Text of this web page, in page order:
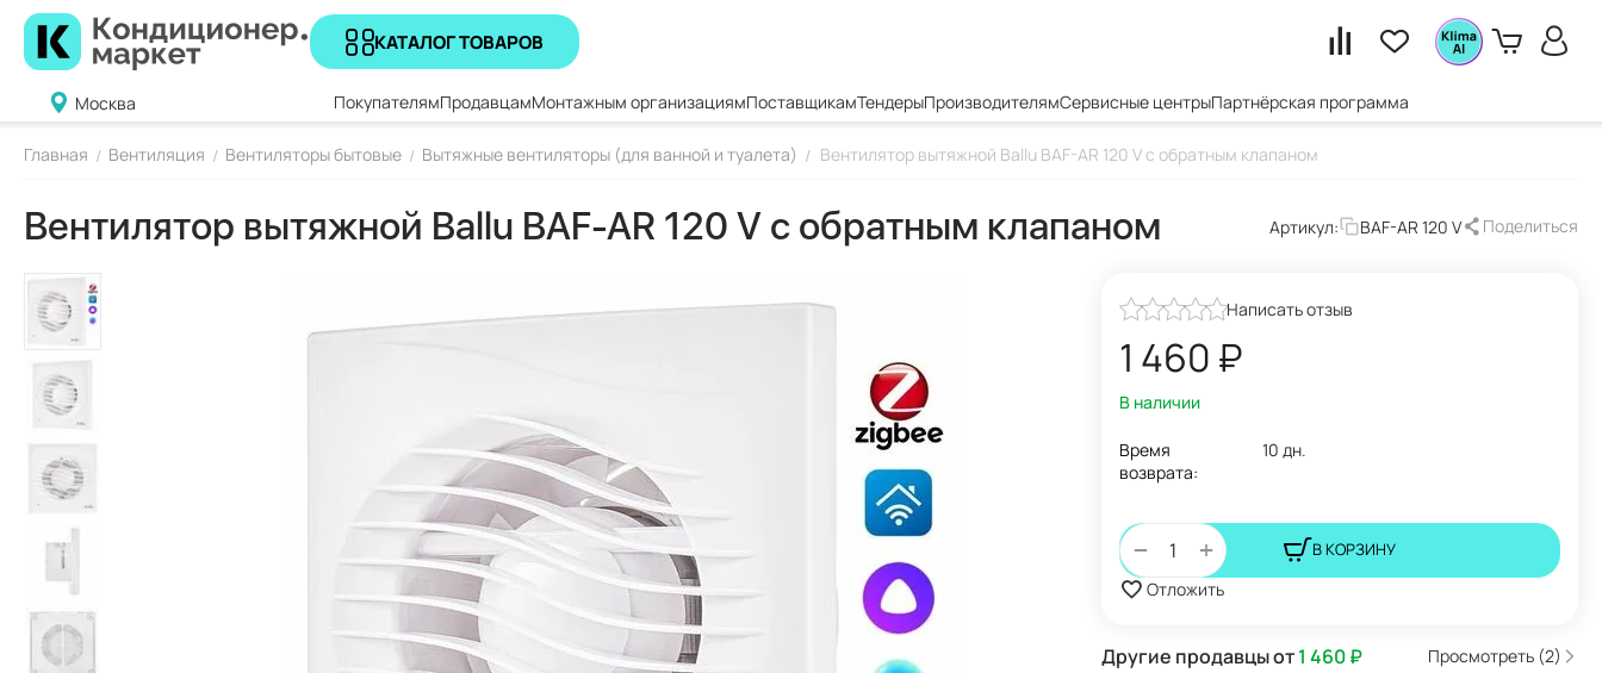
КАТАЛОГ ТОВАРОВ
Москва ПокупателямПродавцамМонтажным организациямПоставщикамТендерыПроизводителямСервисные центрыПартнёрская программа
Главная / Вентиляция / Вентиляторы бытовые / Вытяжные вентиляторы (для ванной и туалета) / Вентилятор вытяжной Ballu BAF-AR 120 V с обратным клапаном
Вентилятор вытяжной Ballu BAF-AR 120 V с обратным клапаном Артикул: BAF-AR 120 V Поделиться
Написать отзыв
1 460 ₽
В наличии
Время
возврата:
10 дн.
+
− В КОРЗИНУ
Отложить
Другие продавцы от1 460₽ Просмотреть (2)